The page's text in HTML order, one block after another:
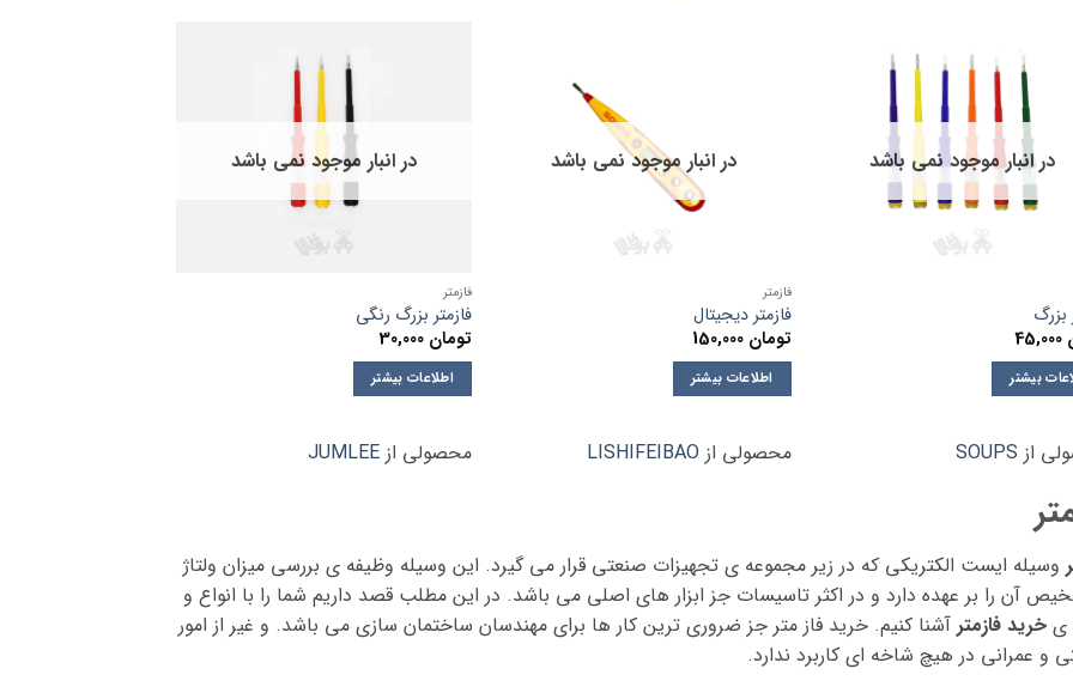
در انبار موجود نمی باشد
بزرگ
بیشتر
از SOUPS
در انبار موجود نمی باشد
فازمتر
فازمتر دیجیتال
تومان 150,000
اطلاعات بیشتر
محصولی از LISHIFEIBAO
در انبار موجود نمی باشد
فازمتر
فازمتر بزرگ رنگی
تومان 30,000
اطلاعات بیشتر
محصولی ازJUMLEE
وسیله ایست الکتریکی که در زیر مجموعه ی تجهیزات صنعتی قرار می گیرد. این وسیله وظیفه ی بررسی میزان ولتاژ
آن را بر عهده دارد و در اکثر تاسیسات جز ابزار های اصلی می باشد. در این مطلب قصد داریم شما را با انواع و
ی خرید فازمتر آشنا کنیم. خرید فاز متر جز ضروری ترین کار ها برای مهندسان ساختمان سازی می باشد. و غیر از امور
و عمرانی در هیچ شاخه ای کاربرد ندارد.